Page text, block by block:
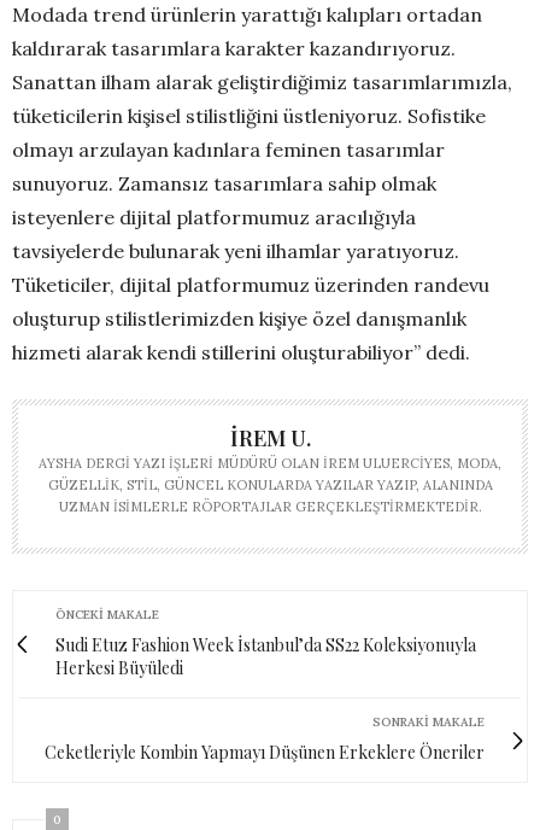
Modada trend ürünlerin yarattığı kalıpları ortadan
kaldırarak tasarımlara karakter kazandırıyoruz.
Sanattan ilham alarak geliştirdiğimiz tasarımlarımızla,
tüketicilerin kişisel stilistliğini üstleniyoruz. Sofistike
olmayı arzulayan kadınlara feminen tasarımlar
sunuyoruz. Zamansız tasarımlara sahip olmak
isteyenlere dijital platformumuz aracılığıyla
tavsiyelerde bulunarak yeni ilhamlar yaratıyoruz.
Tüketiciler, dijital platformumuz üzerinden randevu
oluşturup stilistlerimizden kişiye özel danışmanlık
hizmeti alarak kendi stillerini oluşturabiliyor” dedi.
İREM U.
AYSHA DERGI YAZI İŞLERI MÜDÜRÜ OLAN İREM ULUERCIYES, MODA,
GÜZELLIK, STIL, GÜNCEL KONULARDA YAZILAR YAZIP, ALANINDA
UZMAN ISIMLERLE RÖPORTAJLAR GERÇEKLEŞTIRMEKTEDIR.
ÖNCEKI MAKALE
Sudi Etuz Fashion Week İstanbul’da SS22 Koleksiyonuyla
Herkesi Büyüledi
SONRAKI MAKALE
Ceketleriyle Kombin Yapmayı Düşünen Erkeklere Öneriler
0